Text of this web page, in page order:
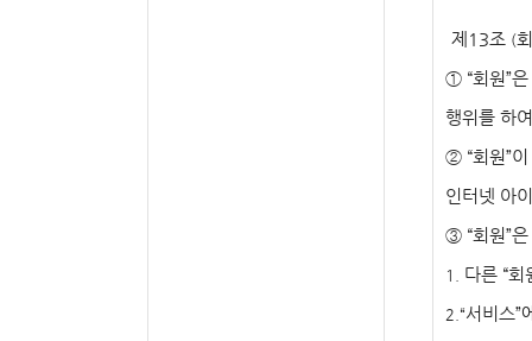
제 13조 (
① “회원”은
행위를 하
② “회원”이
인터넷 아
③ “회원”은
1. 다른 “회
2.“서비스”